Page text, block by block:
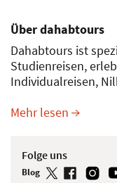
Über dahabtours
Dahabtours ist
Studienreisen,
Individualreisen,
Mehr lesen
Folge uns
Blog